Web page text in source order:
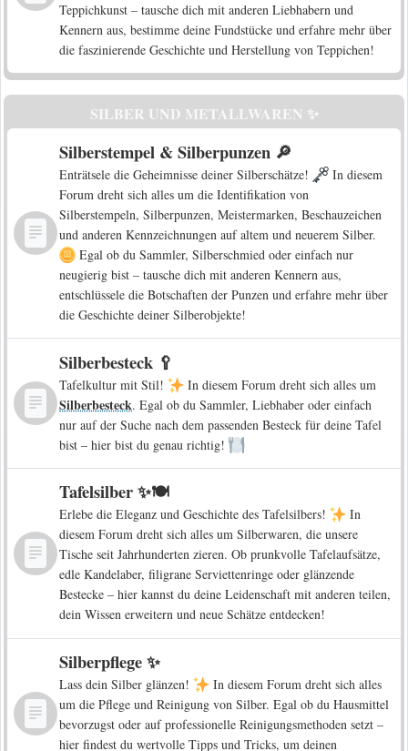
Teppichkunst – tausche dich mit anderen Liebhabern und
Kennern aus, bestimme deine Fundstücke und erfahre mehr über
die faszinierende Geschichte und Herstellung von Teppichen!
SILBER UND METALLWAREN ✨
Silberstempel & Silberpunzen 🔎
Enträtsele die Geheimnisse deiner Silberschätze!
In diesem
Forum dreht sich alles um die Identifikation von
Silberstempeln, Silberpunzen, Meistermarken, Beschauzeichen
und anderen Kennzeichnungen auf altem und neuerem Silber.
Egal ob du Sammler, Silberschmied oder einfach nur
neugierig bist – tausche dich mit anderen Kennern aus,
entschlüssele die Botschaften der Punzen und erfahre mehr über
die Geschichte deiner Silberobjekte!
Silberbesteck 🥄
Tafelkultur mit Stil! In diesem Forum dreht sich alles um
Silberbesteck. Egal ob du Sammler, Liebhaber oder einfach
nur auf der Suche nach dem passenden Besteck für deine Tafel
bist – hier bist du genau richtig!
Tafelsilber ✨🍽️
Erlebe die Eleganz und Geschichte des Tafelsilbers!
In
diesem Forum dreht sich alles um Silberwaren, die unsere
Tische seit Jahrhunderten zieren. Ob prunkvolle Tafelaufsätze,
edle Kandelaber, filigrane Serviettenringe oder glänzende
Bestecke – hier kannst du deine Leidenschaft mit anderen teilen,
dein Wissen erweitern und neue Schätze entdecken!
Silberpflege ✨
Lass dein Silber glänzen!
In diesem Forum dreht sich alles
um die Pflege und Reinigung von Silber. Egal ob du Hausmittel
bevorzugst oder auf professionelle Reinigungsmethoden setzt –
hier findest du wertvolle Tipps und Tricks, um deinen